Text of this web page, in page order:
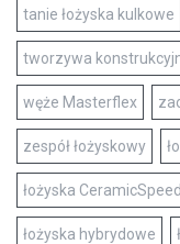
tanie łożyska kulkowe
tworzywa
węże Masterflex
zespół łożyskowy
łożyska CeramicSpeed
łożyska hybrydowe